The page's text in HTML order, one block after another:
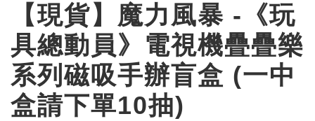
【現貨】魔力風暴 -《玩
具總動員》電視機疊疊樂
系列磁吸手辦盲盒 (一中
盒請下單10抽)